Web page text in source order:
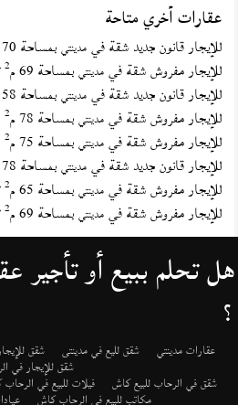
عقارات أخري متاحة
للإيجار قانون جديد شقة فيمدينتي بمساحة 70 م
للإيجار مفروش شقة فيمدينتي بمساحة 69 م 2
للإيجار قانون جديد شقة فيمدينتي بمساحة 58 م
للإيجار مفروش شقة فيمدينتي بمساحة 78 م 2
للإيجار مفروش شقة فيمدينتي بمساحة 75 م 2
للإيجار قانون جديد شقة فيمدينتي بمساحة 78 م
للإيجار مفروش شقة فيمدينتي بمساحة 65 م 2
للإيجار مفروش شقة فيمدينتي بمساحة 69 م 2
هل تحلم ببيع أو تأجير
؟
عقارات مدينتي شقق لليع في مدينتى شقق
شقق للإيجار في
شقق في الرحاب للبيع كاش فيلات للبيع في
مكاتب للبيع في الرحاب كاش